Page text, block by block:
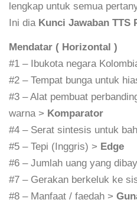
lengkap untuk semua
Ini dia Kunci Jawaban TTS
Mendatar ( Horizontal )
#1 – Ibukota negara
#2 – Tempat bunga untuk
#3 – Alat pembuat
warna > Komparator
#4 – Serat sintesis untuk
#5 – Tepi (Inggris) > Edge
#6 – Jumlah uang yang
#7 – Gerakan berkeluk ke
#8 – Manfaat / faedah >